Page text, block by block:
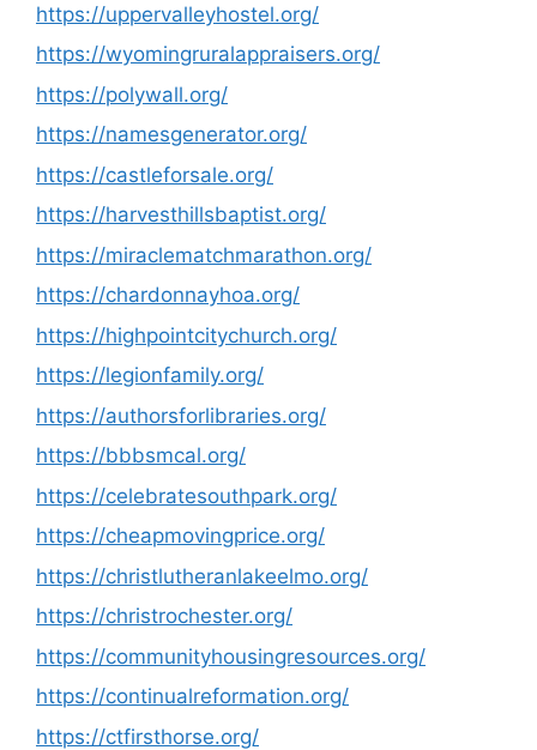
https://uppervalleyhostel.org/
https://wyomingruralappraisers.org/
https://polywall.org/
https://namesgenerator.org/
https://castleforsale.org/
https://harvesthillsbaptist.org/
https://miraclematchmarathon.org/
https://chardonnayhoa.org/
https://highpointcitychurch.org/
https://legionfamily.org/
https://authorsforlibraries.org/
https://bbbsmcal.org/
https://celebratesouthpark.org/
https://cheapmovingprice.org/
https://christlutheranlakeelmo.org/
https://christrochester.org/
https://communityhousingresources.org/
https://continualreformation.org/
https://ctfirsthorse.org/